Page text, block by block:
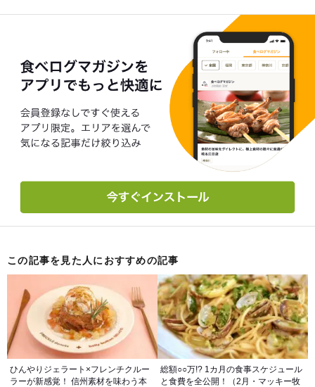
この記事を見た人におすすめの記事
ひんやりジェラート×フレンチクルー
ラーが新感覚！ 信州素材を味わう本
総額○○万!? 1カ月の食事スケジュール
と食費を全公開！（2月・マッキー牧